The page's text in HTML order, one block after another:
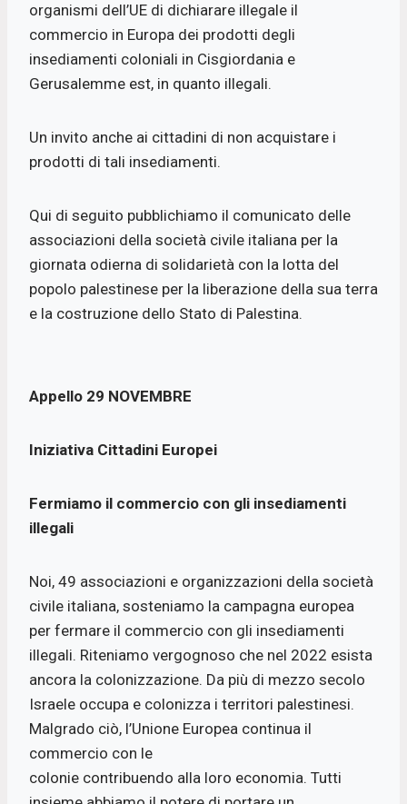
organismi dell’UE di dichiarare illegale il
commercio in Europa dei prodotti degli
insediamenti coloniali in Cisgiordania e
Gerusalemme est, in quanto illegali.
Un invito anche ai cittadini di non acquistare i
prodotti di tali insediamenti.
Qui di seguito pubblichiamo il comunicato delle
associazioni della società civile italiana per la
giornata odierna di solidarietà con la lotta del
popolo palestinese per la liberazione della sua terra
e la costruzione dello Stato di Palestina.
Appello 29 NOVEMBRE
Iniziativa Cittadini Europei
Fermiamo il commercio con gli insediamenti
illegali
Noi, 49 associazioni e organizzazioni della società
civile italiana, sosteniamo la campagna europea
per fermare il commercio con gli insediamenti
illegali. Riteniamo vergognoso che nel 2022 esista
ancora la colonizzazione. Da più di mezzo secolo
Israele occupa e colonizza i territori palestinesi.
Malgrado ciò, l’Unione Europea continua il
commercio con le
colonie contribuendo alla loro economia. Tutti